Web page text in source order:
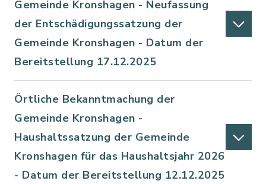
Gemeinde Kronshagen - Neufassung
der Entschädigungssatzung der
Gemeinde Kronshagen - Datum der
Bereitstellung 17.12.2025
Örtliche Bekanntmachung der
Gemeinde Kronshagen -
Haushaltssatzung der Gemeinde
Kronshagen für das Haushaltsjahr 2026
- Datum der Bereitstellung 12.12.2025